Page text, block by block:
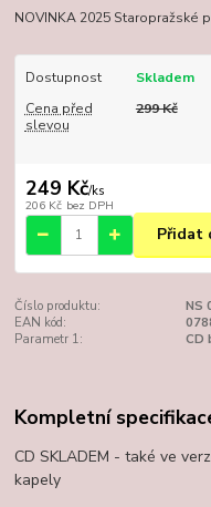
NOVINKA 2025 Staropražské
Dostupnost
Skladem
Cena před
slevou
299 Kč
249 Kč/ks
206 Kč bez DPH
Přidat
Číslo produktu:
NS
EAN kód:
Parametr 1:
CD
Kompletní
CD SKLADEM - také ve
kapely